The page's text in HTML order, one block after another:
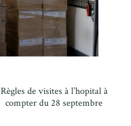
Règles de visites à l’hopital à
compter du 28 septembre